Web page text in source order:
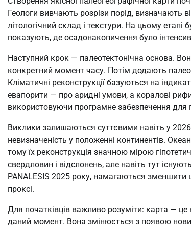
Геологи вивчають розрізи порід, визначають
літологічний склад і текстури. На цьому етапі
показують, де осадонакопичення було
Наступний крок — палеотектонічна основа.
конкретний момент часу. Потім додають
Кліматичні реконструкції базуються на
евапорити — про аридні умови, а коралові
використовуючи програмне забезпечення для
Виклики залишаються суттєвими навіть у
невизначеність у положенні континентів.
тому їх реконструкція значною мірою
свердловин і відслонень, але навіть тут
PANALESIS 2025 року, намагаються зменшити
проксі.
Для початківців важливо розуміти: карта —
даний момент. Вона змінюється з появою